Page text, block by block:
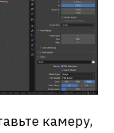
камеру,